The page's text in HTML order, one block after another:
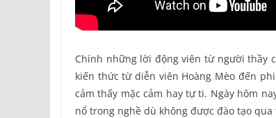
Chính những lời động viên từ người thầy
kiến thức từ diễn viên Hoàng Mèo đến
cảm thấy mặc cảm hay tự ti. Ngày hôm
nổ trong nghề dù không được đào tạo